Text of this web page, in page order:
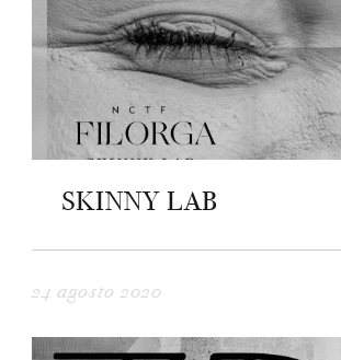
SKINNY LAB
24 agosto 2020